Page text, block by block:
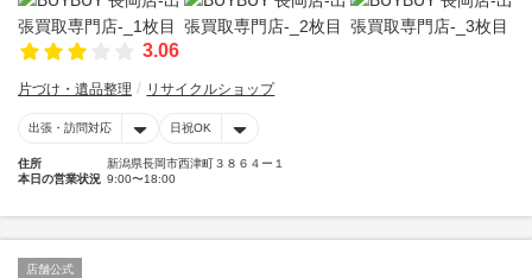
3.06
片づけ・遺品整理 リサイクルショップ
出張・訪問対応 日祝OK
住所
新潟県長岡市西津町３８６４ー１
本日の営業状況 9:00〜18:00
店舗公式